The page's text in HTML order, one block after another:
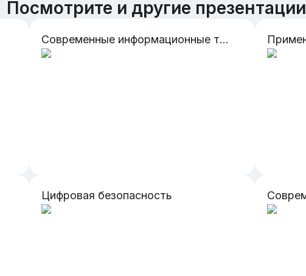
Посмотрите и другие презентации
Современные информационные технологии
Цифровая безопасность